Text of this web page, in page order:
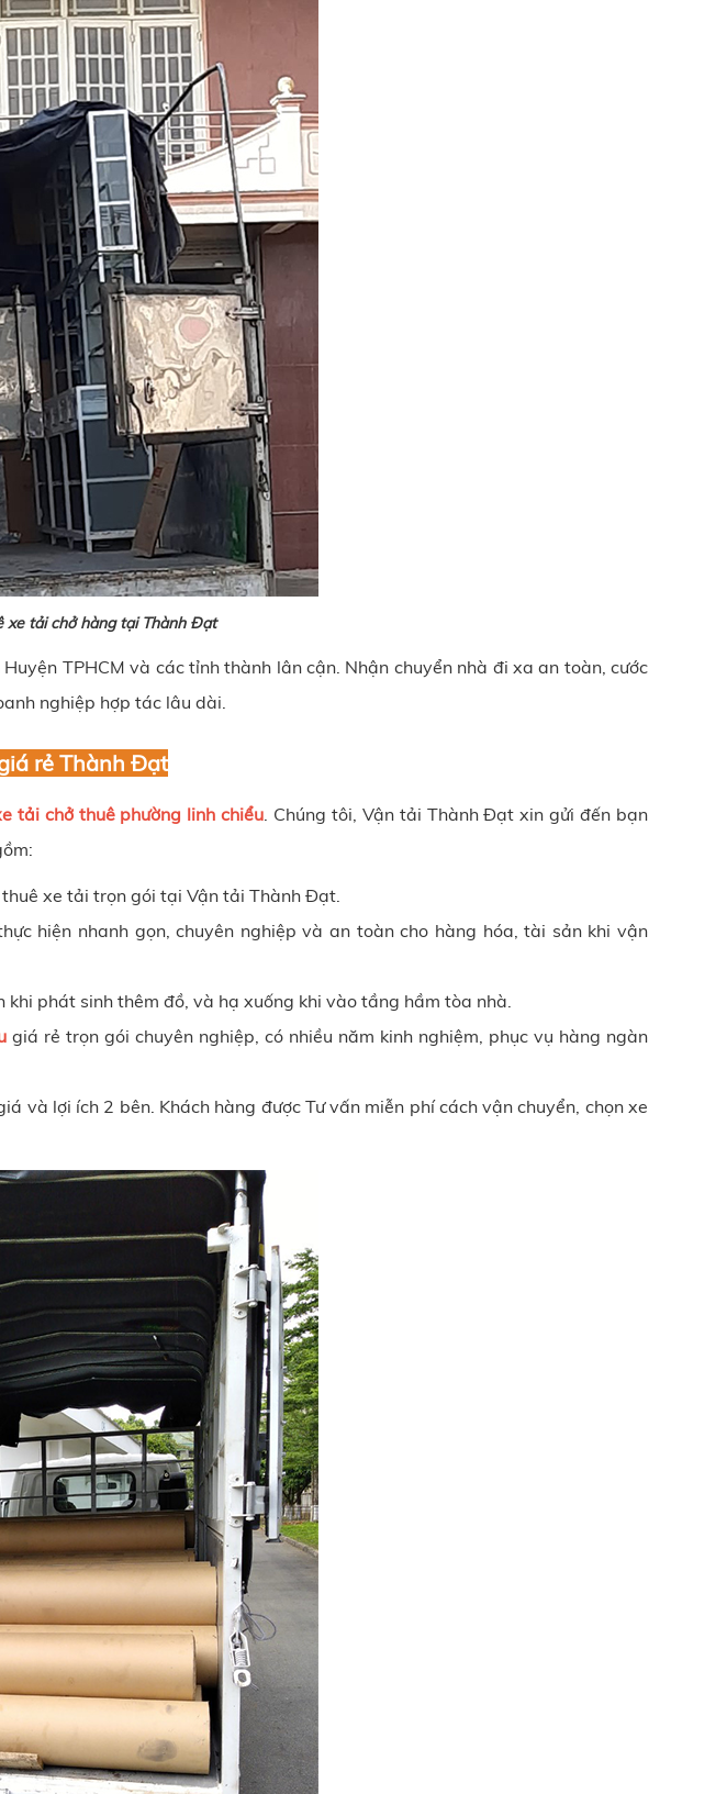
xe tải chở hàng tại Thành Đạt
TPHCM và các tỉnh thành lân cận. Nhận chuyển nhà đi xa an toàn, cước
nghiệp hợp tác lâu dài.
rẻ Thành Đạt
tải chở thuê phường linh chiểu. Chúng tôi, Vận tải Thành Đạt xin gửi đến bạn
xe tải trọn gói tại Vận tải Thành Đạt.
hiện nhanh gọn, chuyên nghiệp và an toàn cho hàng hóa, tài sản khi vận
phát sinh thêm đồ, và hạ xuống khi vào tầng hầm tòa nhà.
giá rẻ trọn gói chuyên nghiệp, có nhiều năm kinh nghiệm, phục vụ hàng ngàn
và lợi ích 2 bên. Khách hàng được Tư vấn miễn phí cách vận chuyển, chọn xe